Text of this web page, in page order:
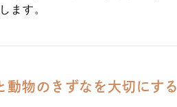
ます。
動物のきずなを大切にする